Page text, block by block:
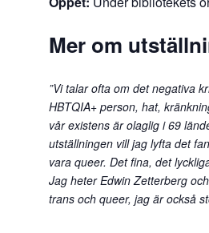
Mer om
”Vi talar ofta om det negativa
HBTQIA+ person, hat,
vår existens är olaglig i 69
utställningen vill jag lyfta det
vara queer. Det fina, det
Jag heter Edwin Zetterberg
trans och queer, jag är också